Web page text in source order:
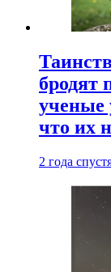
бродят
ученые
что их
2 года